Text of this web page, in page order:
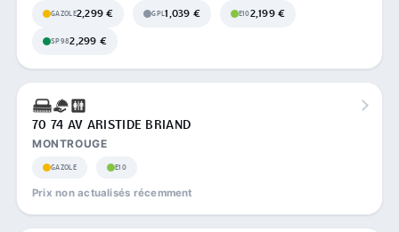
GAZOLE2,299 € GPL1,039 € E102,199 €
SP982,299 €
70 74 AV ARISTIDE BRIAND
MONTROUGE
GAZOLE E10
Prix non actualisés récemment